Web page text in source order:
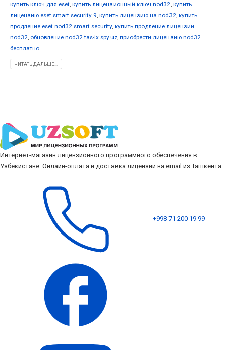
купить ключ для eset, купить лицензионный ключ nod32, купить
лицензию eset smart security 9, купить лицензию на nod32, купить
продление eset nod32 smart security, купить продление лицензии
nod32, обновление nod32 tas-ix spy.uz, приобрести лицензию nod32
бесплатно
ЧИТАТЬ ДАЛЬШЕ...
Интернет-магазин лицензионного программного обеспечения в
Узбекистане. Онлайн-оплата и доставка лицензий на email из Ташкента.
+998 71 200 19 99